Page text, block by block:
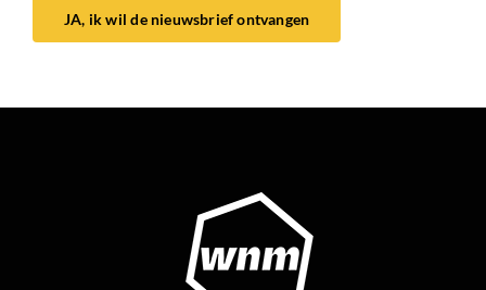
JA, ik wil de nieuwsbrief ontvangen